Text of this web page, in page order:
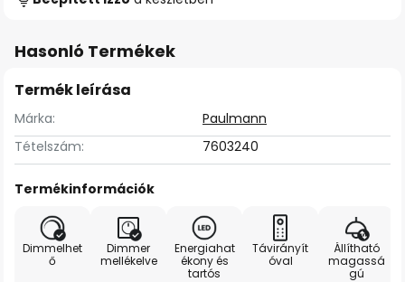
Hasonló Termékek
Termék leírása
Márka:
Paulmann
Tételszám:
7603240
Termékinformációk
Dimmelhet
ő
Dimmer
mellékelve
Energiahat
ékony és
tartós
Távirányít
óval
Állítható
magassá
gú